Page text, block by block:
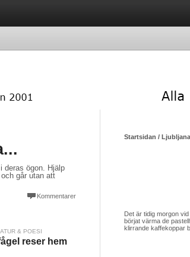
deras ögon. Hjälp
går utan att
Kommentarer
& POESI
reser hem
Startsidan /
Det är tidig morgon
börjat värma de
klirrande kaffekoppar